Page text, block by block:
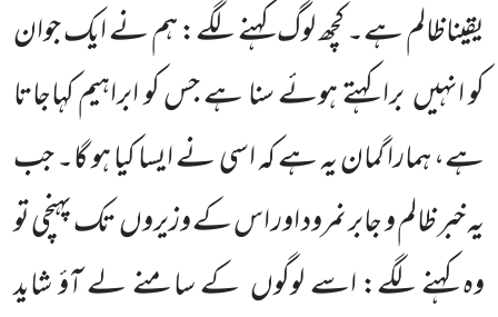
یقیناظالم ہے۔ کچھ لوگ کہنے لگے: ہم نے ایک جوان
کو انہیں برا کہتے ہوئے سنا ہے جس کو ابراہیم کہاجاتا
ہے، ہمارا گمان یہ ہے کہ اسی نے ایسا کیا ہو گا۔ جب
یہ خبر ظالم و جابر نمرود اور اس کے وزیروں تک پہنچی تو
وہ کہنے لگے: اسے لوگوں کے سامنے لے آؤ شاید